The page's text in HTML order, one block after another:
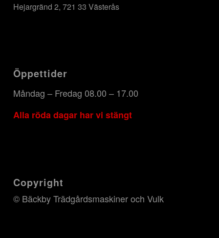
Hejargränd 2, 721 33 Västerås
Öppettider
Måndag – Fredag 08.00 – 17.00
Alla röda dagar har vi stängt
Copyright
© Bäckby Trädgårdsmaskiner och Vulk